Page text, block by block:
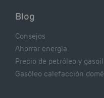
Blog
Consejos
Ahorrar energía
Precio de petróleo y gasoil
Gasóleo calefacción